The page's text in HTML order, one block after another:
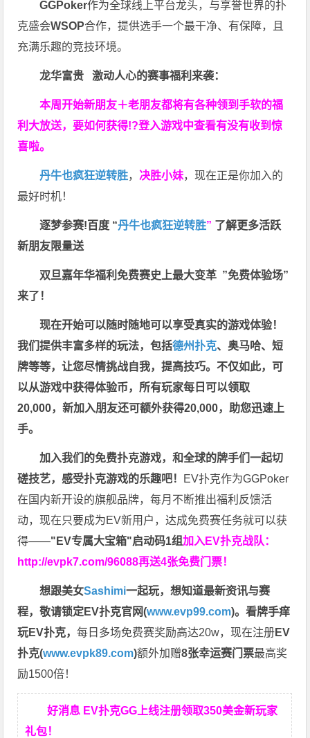
GGPoker作为全球线上平台龙头，与享誉世界的扑
克盛会WSOP合作，提供选手一个最干净、有保障，且
充满乐趣的竞技环境。
龙华富贵 激动人心的赛事福利来袭：
本周开始新朋友＋老朋友都将有各种领到手软的福
利大放送，要如何获得!?登入游戏中查看有没有收到惊
喜啦。
丹牛也疯狂逆转胜， 决胜小妹，现在正是你加入的
最好时机！
逐梦参赛!百度 “丹牛也疯狂逆转胜” 了解更多活跃
新朋友限量送
双旦嘉年华福利免费赛史上最大变革 ”免费体验场”
来了！
现在开始可以随时随地可以享受真实的游戏体验！
我们提供丰富多样的玩法，包括德州扑克、奥马哈、短
牌等等，让您尽情挑战自我，提高技巧。不仅如此， 可
以从游戏中获得体验币，所有玩家每日可以领取
20,000，新加入朋友还可额外获得20,000，助您迅速上
手。
加入我们的免费扑克游戏，和全球的牌手们一起切
磋技艺，感受扑克游戏的乐趣吧！ EV扑克作为GGPoker
在国内新开设的旗舰品牌，每月不断推出福利反馈活
动，现在只要成为EV新用户，达成免费赛任务就可以获
得——"EV专属大宝箱"启动码1组加入EV扑克战队：
http://evpk7.com/96088再送4张免费门票！
想跟美女Sashimi一起玩，想知道最新资讯与赛
程，敬请锁定EV扑克官网(www.evp99.com)。看牌手痒
玩EV扑克，每日多场免费赛奖励高达20w，现在注册EV
扑克(www.evpk89.com)额外加赠8张幸运赛门票最高奖
励1500倍！
好消息 EV扑克GG上线注册领取350美金新玩家
礼包！